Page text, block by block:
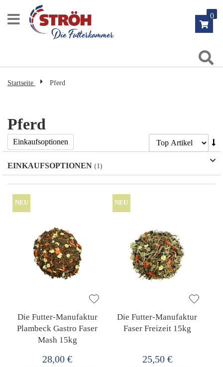
Inhalt
0
Startseite Pferd
Pferd
Einkaufsoptionen
EINKAUFSOPTIONEN
NEU
Die Futter-Manufaktur
Plambeck Gastro Faser
Mash 15kg
28,00 €
NEU
Die Futter-Manufaktur
Faser Freizeit 15kg
25,50 €